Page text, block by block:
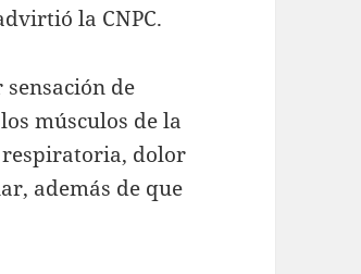
la CNPC.
de
músculos de la
respiratoria, dolor
además de que